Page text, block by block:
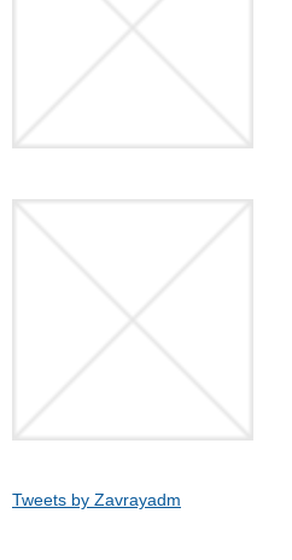
Tweets by Zavrayadm